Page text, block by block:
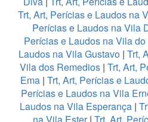
Trt, Art, Perícias e Laudos na
Perícias e Laudos na Vila
Perícias e Laudos na Vila do
Laudos na Vila Gustavo | Trt,
Vila dos Remedios| Trt, Art,
Ema | Trt, Art, Perícias e
Perícias e Laudos na Vila
Laudos na Vila Esperança |